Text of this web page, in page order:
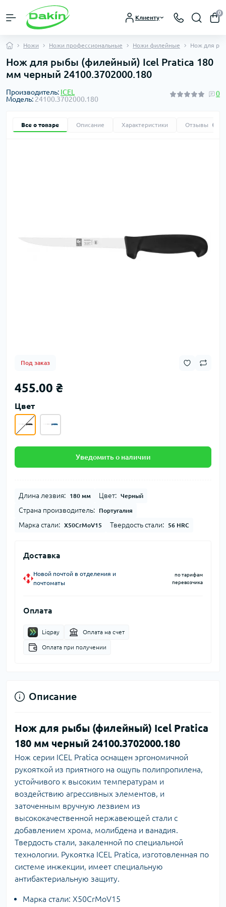
Клиенту
0
Ножи Ножи профессиональные Ножи филейные Нож для
Нож для рыбы (филейный) Icel Pratica 180
мм черный 24100.3702000.180
Производитель: ICEL
Модель: 24100.3702000.180
0
Все о товаре Описание Характеристики Отзывы
Под заказ
455.00 ₴
Цвет
Уведомить о наличии
Длина лезвия: 180 мм Цвет: Черный
Страна производитель: Португалия
Марка стали: X50CrMoV15 Твердость стали: 56 HRC
Доставка
Новой почтой в отделения и
почтоматы
по тарифам
перевозчика
Оплата
Liqpay Оплата на счет
Оплата при получении
Описание
Нож для рыбы (филейный) Icel Pratica
180 мм черный 24100.3702000.180
Нож серии ICEL Pratica оснащен эргономичной
рукояткой из приятного на ощупь полипропилена,
устойчивого к высоким температурам и
воздействию агрессивных элементов, и
заточенным вручную лезвием из
высококачественной нержавеющей стали с
добавлением хрома, молибдена и ванадия.
Твердость стали, закаленной по специальной
технологии. Рукоятка ICEL Pratica, изготовленная по
системе инжекции, имеет специальную
антибактериальную защиту.
Марка стали: X50CrMoV15